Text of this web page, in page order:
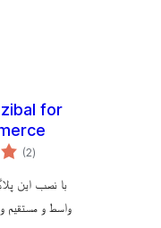
for
(2કુલ
રેટિંગ્સ
)
با نصب این
واسط و مستقیم